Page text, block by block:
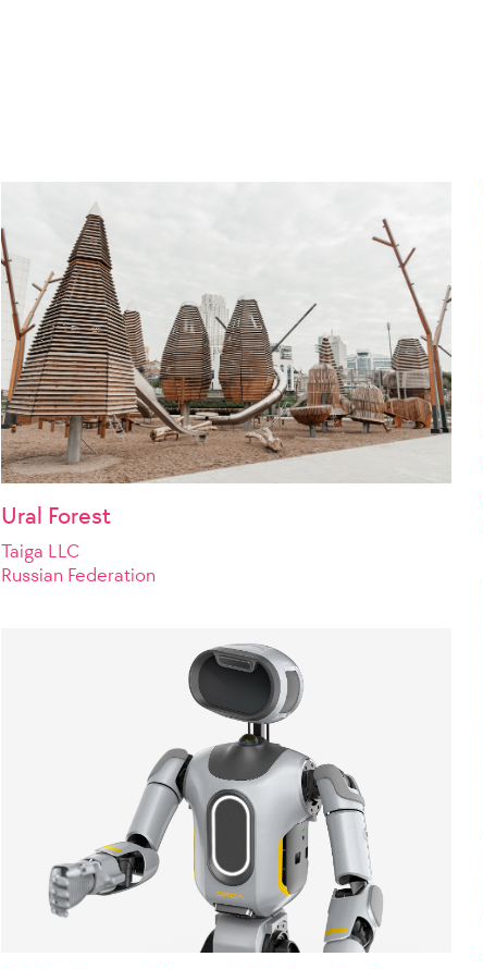
Ural Forest
Taiga LLC
Russian Federation